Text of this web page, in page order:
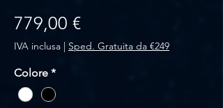
779,00 €Prezzo
IVA inclusa | Sped. Gratuita da €249
Colore *